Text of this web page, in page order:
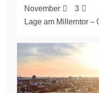
November
3
Lage am Millerntor –